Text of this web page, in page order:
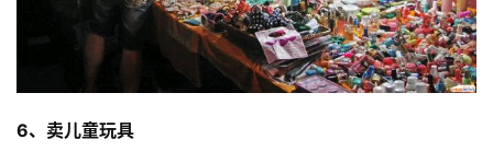
6、卖儿童玩具